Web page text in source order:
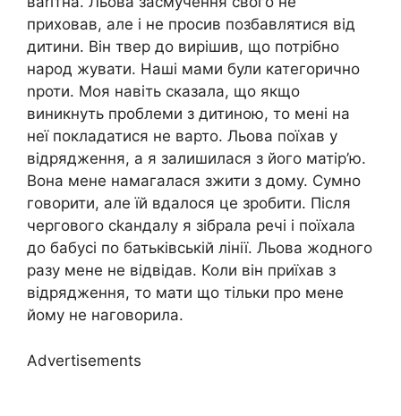
приховав, але і не просив позбавлятися від
дитини. Він твер до вирішив, що потрібно
народ жувати. Наші мами були категорично
nроти. Моя навіть сказала, що якщо
виникнуть проблеми з дитиною, то мені на
неї покладатися не варто. Льова поїхав у
відрядження, а я залишилася з його матір’ю.
Вона мене намагалася зжити з дому. Сумно
говорити, але їй вдалося це зробити. Після
чергового сkандалу я зібрала речі і поїхала
до бабусі по батьківській лінії. Льова жодного
разу мене не відвідав. Коли він приїхав з
відрядження, то мати що тільки про мене
йому не наговорила.
Advertisements